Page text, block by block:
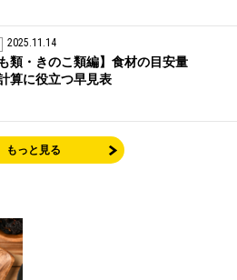
2025.11.14
類・きのこ類編】食材の目安量
算に役立つ早見表
もっと見る